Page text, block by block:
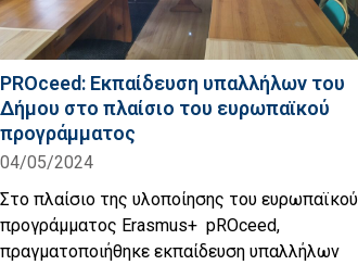
PROceed: Εκπαίδευση υπαλλήλων του
Δήμου στο πλαίσιο του ευρωπαϊκού
προγράμματος
04/05/2024
Στο πλαίσιο της υλοποίησης του ευρωπαϊκού
προγράμματος Erasmus+ pROceed,
πραγματοποιήθηκε εκπαίδευση υπαλλήλων